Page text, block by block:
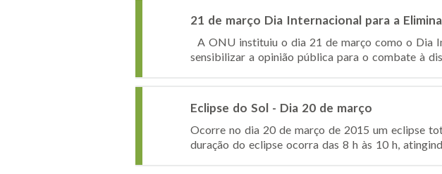
21 de março Dia Internacional para a
A ONU instituiu o dia 21 de março como o Dia
sensibilizar a opinião pública para o combate à
Eclipse do Sol - Dia 20 de março
Ocorre no dia 20 de março de 2015 um eclipse
duração do eclipse ocorra das 8 h às 10 h,